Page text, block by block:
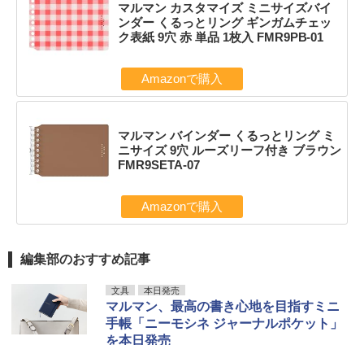
マルマン カスタマイズ ミニサイズバイ
ンダー くるっとリング ギンガムチェッ
ク表紙 9穴 赤 単品 1枚入 FMR9PB-01
Amazonで購入
マルマン バインダー くるっとリング ミ
ニサイズ 9穴 ルーズリーフ付き ブラウン
FMR9SETA-07
Amazonで購入
編集部のおすすめ記事
文具 本日発売
マルマン、最高の書き心地を目指すミニ
手帳「ニーモシネ ジャーナルポケット」
を本日発売